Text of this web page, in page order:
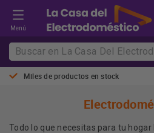
Menú
Miles de productos en stock
Todo lo que necesitas para tu